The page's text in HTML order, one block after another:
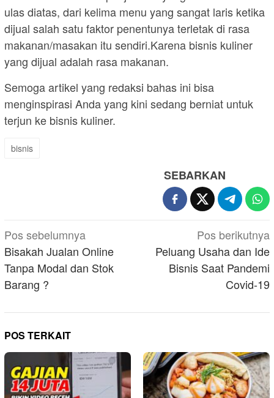
ulas diatas, dari kelima menu yang sangat laris ketika
dijual salah satu faktor penentunya terletak di rasa
makanan/masakan itu sendiri.Karena bisnis kuliner
yang dijual adalah rasa makanan.
Semoga artikel yang redaksi bahas ini bisa
menginspirasi Anda yang kini sedang berniat untuk
terjun ke bisnis kuliner.
bisnis
SEBARKAN
Navigasi
pos
Pos sebelumnya
Bisakah Jualan Online
Tanpa Modal dan Stok
Barang ?
Pos berikutnya
Peluang Usaha dan Ide
Bisnis Saat Pandemi
Covid-19
POS TERKAIT